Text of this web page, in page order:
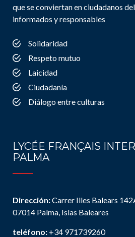
que se conviertan en ciudadanos
informados y responsables
Solidaridad
Respeto mutuo
Laicidad
Ciudadanía
Diálogo entre culturas
LYCÉE FRANÇAIS
PALMA
Dirección:Carrer Illes Balears
07014 Palma, Islas Baleares
teléfono: +34 971739260